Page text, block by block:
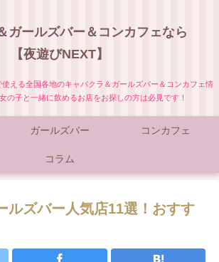
ガールズバー＆コンカフェなら
【夜遊びNEXT】
える全国各地のキャバクラ＆ガールズバー＆コンカフェ情
の子と一緒に飲めるお店をお探しの方は必見です！
ガールズバー コンカフェ
コラム
ルズバー人気店11選！おすす